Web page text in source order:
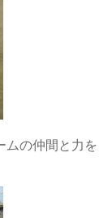
ムの仲間と力を